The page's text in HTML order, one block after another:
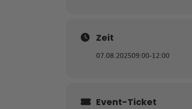
Zeit
07.08.202509:00-12:00
Event-Ticket